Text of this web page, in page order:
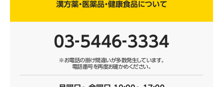
漢方薬・医薬品・健康食品について
03‐5446‐3334
※お電話の掛け間違いが多数発生しています。
電話番号を再度お確かめください。